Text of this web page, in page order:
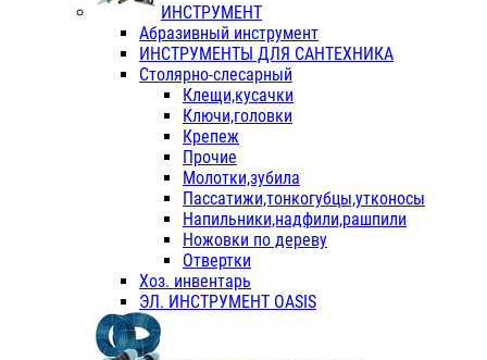
ИНСТРУМЕНТ
Абразивный инструмент
ИНСТРУМЕНТЫ ДЛЯ САНТЕХНИКА
Столярно-слесарный
Клещи,кусачки
Ключи,головки
Крепеж
Прочие
Молотки,зубила
Пассатижи,тонкогубцы,утконосы
Напильники,надфили,рашпили
Ножовки по дереву
Отвертки
Хоз. инвентарь
ЭЛ. ИНСТРУМЕНТ OASIS